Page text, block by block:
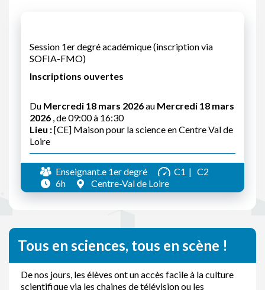
Session 1er degré académique (inscription via
SOFIA-FMO)
Inscriptions ouvertes
Du Mercredi 18 mars 2026au Mercredi 18 mars
2026 , de 09:00 à 16:30
Lieu :[CE] Maison pour la science en Centre Val de
Loire
Enseignant.e 1er degré C1
C2
6h
Centre-Val de Loire
Tous en sciences, tous en scène !
De nos jours, les élèves ont un accès facile à la culture
scientifique via les chaines de télévision ou les